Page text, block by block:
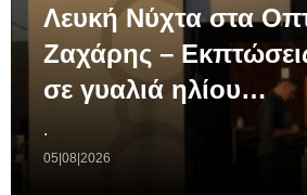
Λευκή Νύχτα στα
Ζαχάρης –
σε γυαλιά ηλίου…
.
05|08|2026